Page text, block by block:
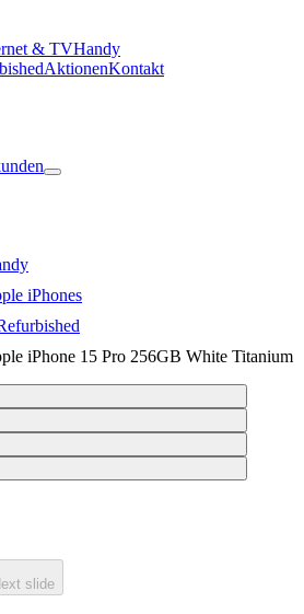
& TVHandy
AktionenKontakt
iPhones
iPhone 15 Pro 256GB White Titanium
slide